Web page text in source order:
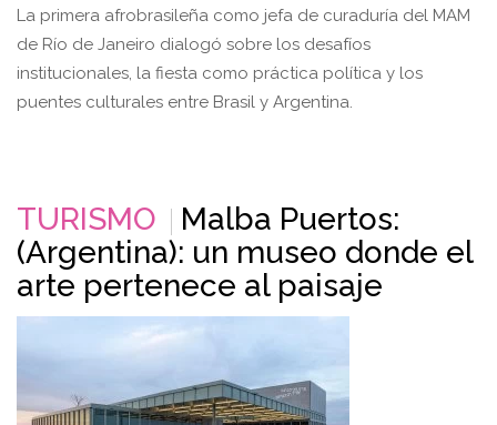
La primera afrobrasileña como jefa de curaduría del MAM
de Río de Janeiro dialogó sobre los desafíos
institucionales, la fiesta como práctica política y los
puentes culturales entre Brasil y Argentina.
TURISMO
Malba Puertos:
(Argentina): un museo donde el
arte pertenece al paisaje